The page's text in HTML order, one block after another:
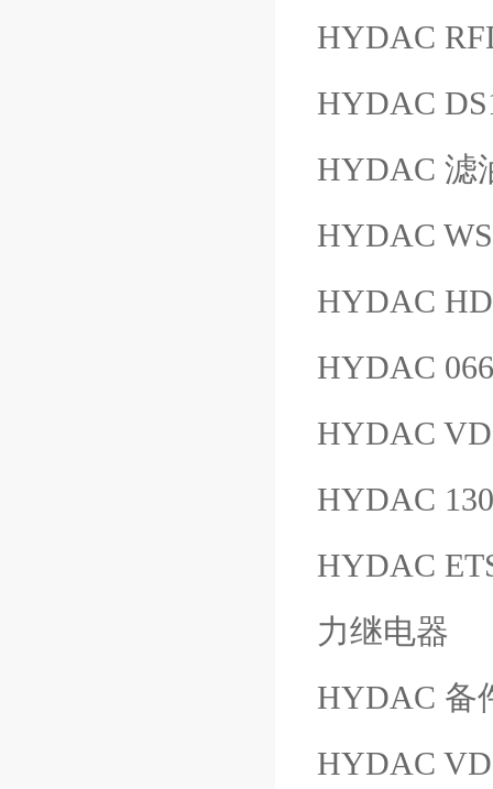
HYDAC
HYDAC
HYDAC 滤
HYDAC
HYDAC
HYDAC
HYDAC
HYDAC
HYDAC
力继电器
HYDAC 备
HYDAC